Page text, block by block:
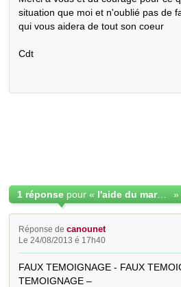
situation que moi et n'oublié pas de
qui vous aidera de tout son coeur
Cdt
1 réponse pour « l'aide du marabout Carlos »
Réponse decanounet
Le 24/08/2013 é 17h40
FAUX TEMOIGNAGE - FAUX
TEMOIGNAGE –